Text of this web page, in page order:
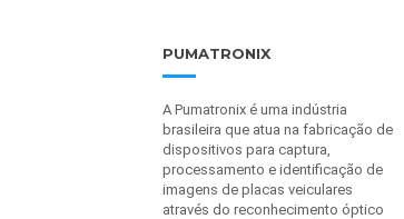
PUMATRONIX
A Pumatronix é uma indústria
brasileira que atua na fabricação de
dispositivos para captura,
processamento e identificação de
imagens de placas veiculares
através do reconhecimento óptico